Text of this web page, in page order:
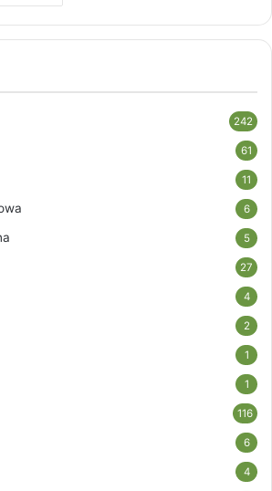
242
61
11
6
5
27
4
2
1
1
116
6
4